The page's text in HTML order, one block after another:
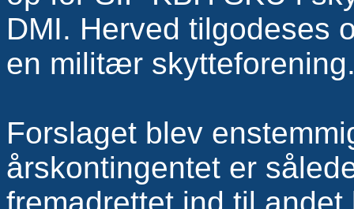
DMI. Herved tilgodeses
en militær
Forslaget blev
årskontingentet er